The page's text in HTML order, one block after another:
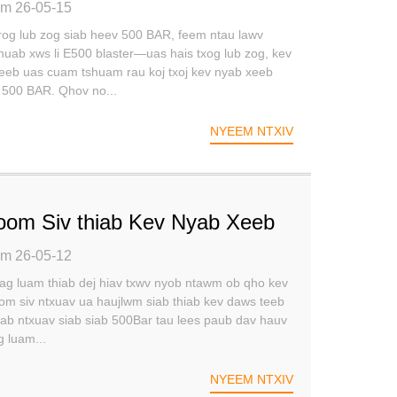
Xwb - Nws Yog Koj Qhov
Kev Nyab Xeeb Mus Ntev
26-05-15
lub zog siab heev 500 BAR, feem ntau lawv
xws li E500 blaster—uas hais txog lub zog, kev
uas cuam tshuam rau koj txoj kev nyab xeeb
BAR. Qhov no...
NYEEM NTXIV
Siv thiab Kev Nyab Xeeb
Lub Hauv Paus Tseem
Haujlwm 500Bar Kev Ntxuav
26-05-12
luam thiab dej hiav txwv nyob ntawm ob qho kev
siv ntxuav ua haujlwm siab thiab kev daws teeb
ntxuav siab siab 500Bar tau lees paub dav hauv
luam...
NYEEM NTXIV